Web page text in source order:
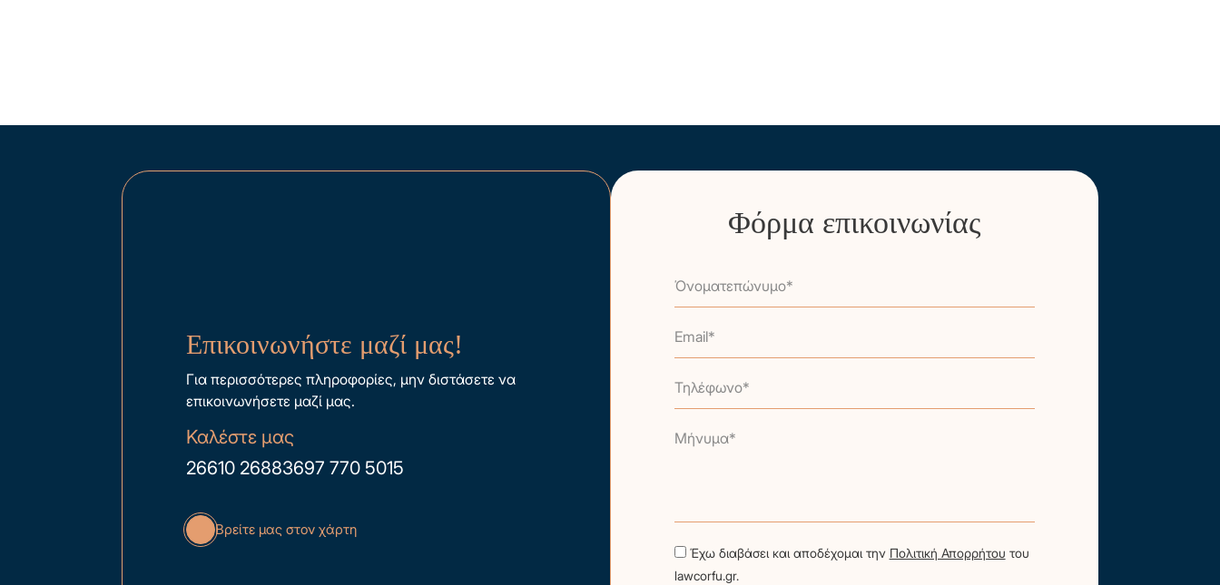
Επικοινωνήστε μαζί μας!
Για περισσότερες πληροφορίες, μην διστάσετε να
επικοινωνήσετε μαζί μας.
Καλέστε μας
26610 26883697 770 5015
Βρείτε μας στον χάρτη
Φόρμα επικοινωνίας
Όνοματεπώνυμο*
Email*
Τηλέφωνο*
Μήνυμα*
Έχω διαβάσει και αποδέχομαι την Πολιτική Απορρήτου του
lawcorfu.gr.